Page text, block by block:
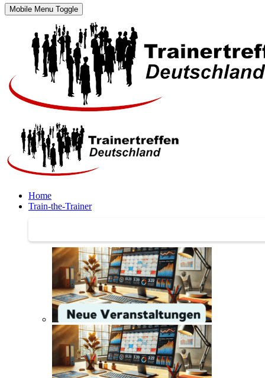
Mobile Menu Toggle
Home
Train-the-Trainer